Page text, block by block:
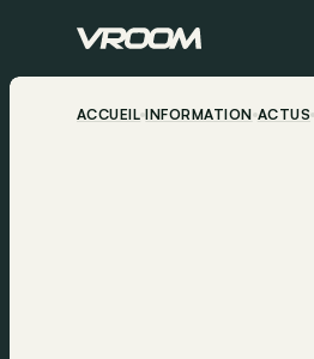
ACCUEIL INFORMATION ACTUS